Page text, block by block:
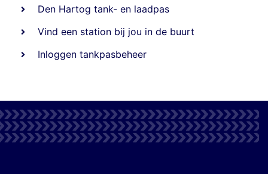
Den Hartog tank- en laadpas
Vind een station bij jou in de buurt
Inloggen tankpasbeheer